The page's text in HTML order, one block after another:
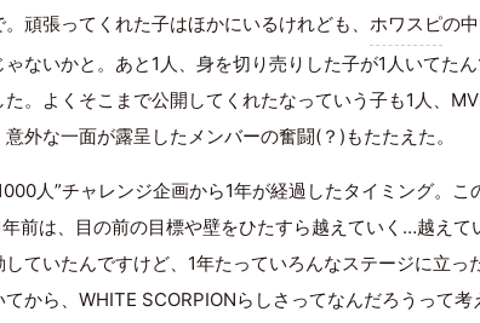
頑張ってくれた子はほかにいるけれども、 ホワスピの
ないかと。あと1人、身を切り売りした子が1人いてた
。よくそこまで公開してくれたなっていう子も1人、
外な一面が露呈したメンバーの奮闘(？)もたたえた。
人”チャレンジ企画から1年が経過したタイミング。こ
前は、目の前の目標や壁をひたすら越えていく…越えて
ていたんですけど、1年たっていろんなステージに立っ
から、WHITE SCORPIONらしさってなんだろうって考